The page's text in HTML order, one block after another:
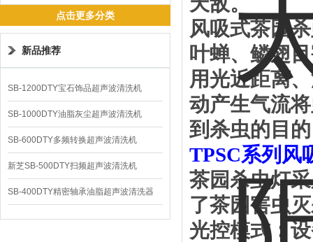
点击更多分类
新品推荐
SB-1200DTY宝石饰品超声波清洗机
SB-1000DTY油脂灰尘超声波清洗机
SB-600DTY多频转换超声波清洗机
新芝SB-500DTY扫频超声波清洗机
SB-400DTY精密轴承油脂超声波清洗器
风吸式茶园
叶蝉、鳞翅
用光近距离
动产生气流
到杀虫的目
TPSC系列风
茶园杀虫灯
了茶园害虫
光控模式：